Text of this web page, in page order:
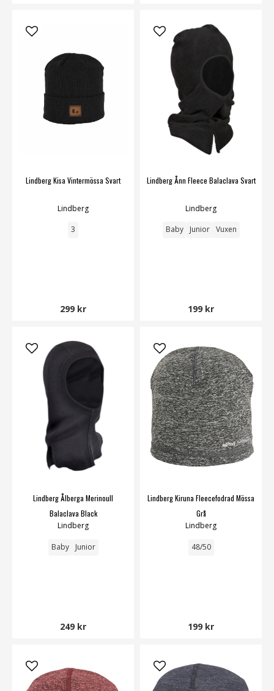
Lindberg Kisa Vintermössa Svart
Lindberg
3
299 kr
Lindberg Ånn Fleece Balaclava Svart
Lindberg
Baby Junior Vuxen
199 kr
Lindberg Ålberga Merinoull
Balaclava Black
Lindberg
Baby Junior
249 kr
Lindberg Kiruna Fleecefodrad Mössa
Grå
Lindberg
48/50
199 kr